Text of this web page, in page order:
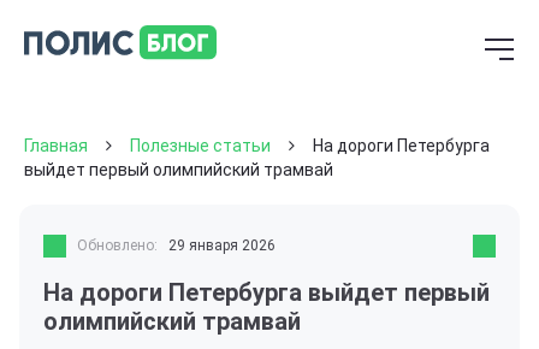
Главная Полезные статьи
На дороги Петербурга
выйдет первый олимпийский трамвай
Обновлено: 29 января 2026
На дороги Петербурга выйдет первый
олимпийский трамвай